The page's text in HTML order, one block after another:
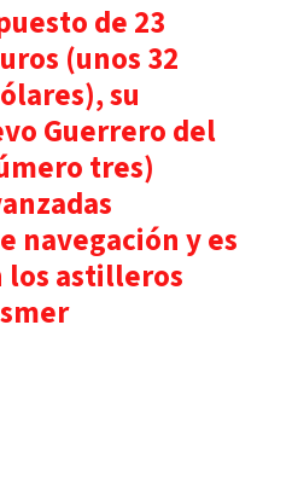
de 23
(unos 32
su
Guerrero del
tres)
navegación y es
los astilleros